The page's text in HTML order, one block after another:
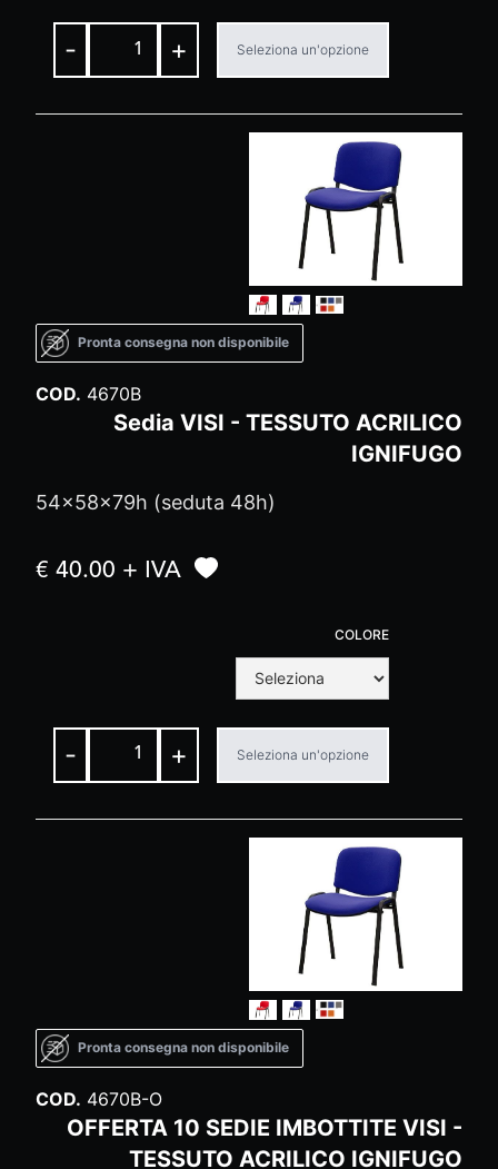
- + Seleziona un'opzione
Pronta consegna non disponibile
COD. 4670B
Sedia VISI - TESSUTO ACRILICO
IGNIFUGO
54x58x79h (seduta 48h)
€ 40.00 + IVA
COLORE
- + Seleziona un'opzione
Pronta consegna non disponibile
COD. 4670B-O
OFFERTA 10 SEDIE IMBOTTITE VISI -
TESSUTO ACRILICO IGNIFUGO